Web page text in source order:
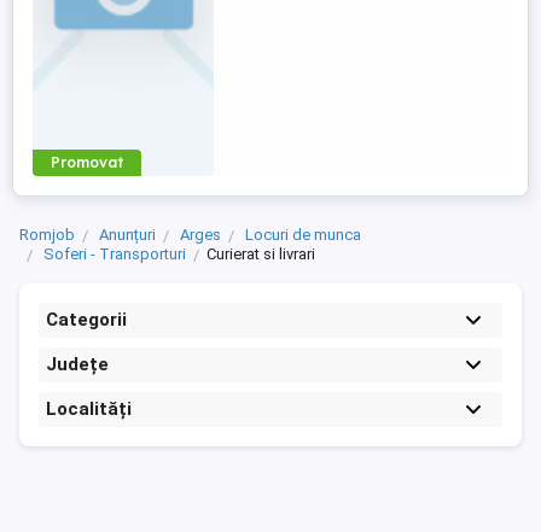
Promovat
Romjob Anunțuri Arges
Locuri de munca
Soferi - Transporturi
Curierat si livrari
Categorii
Județe
Localități